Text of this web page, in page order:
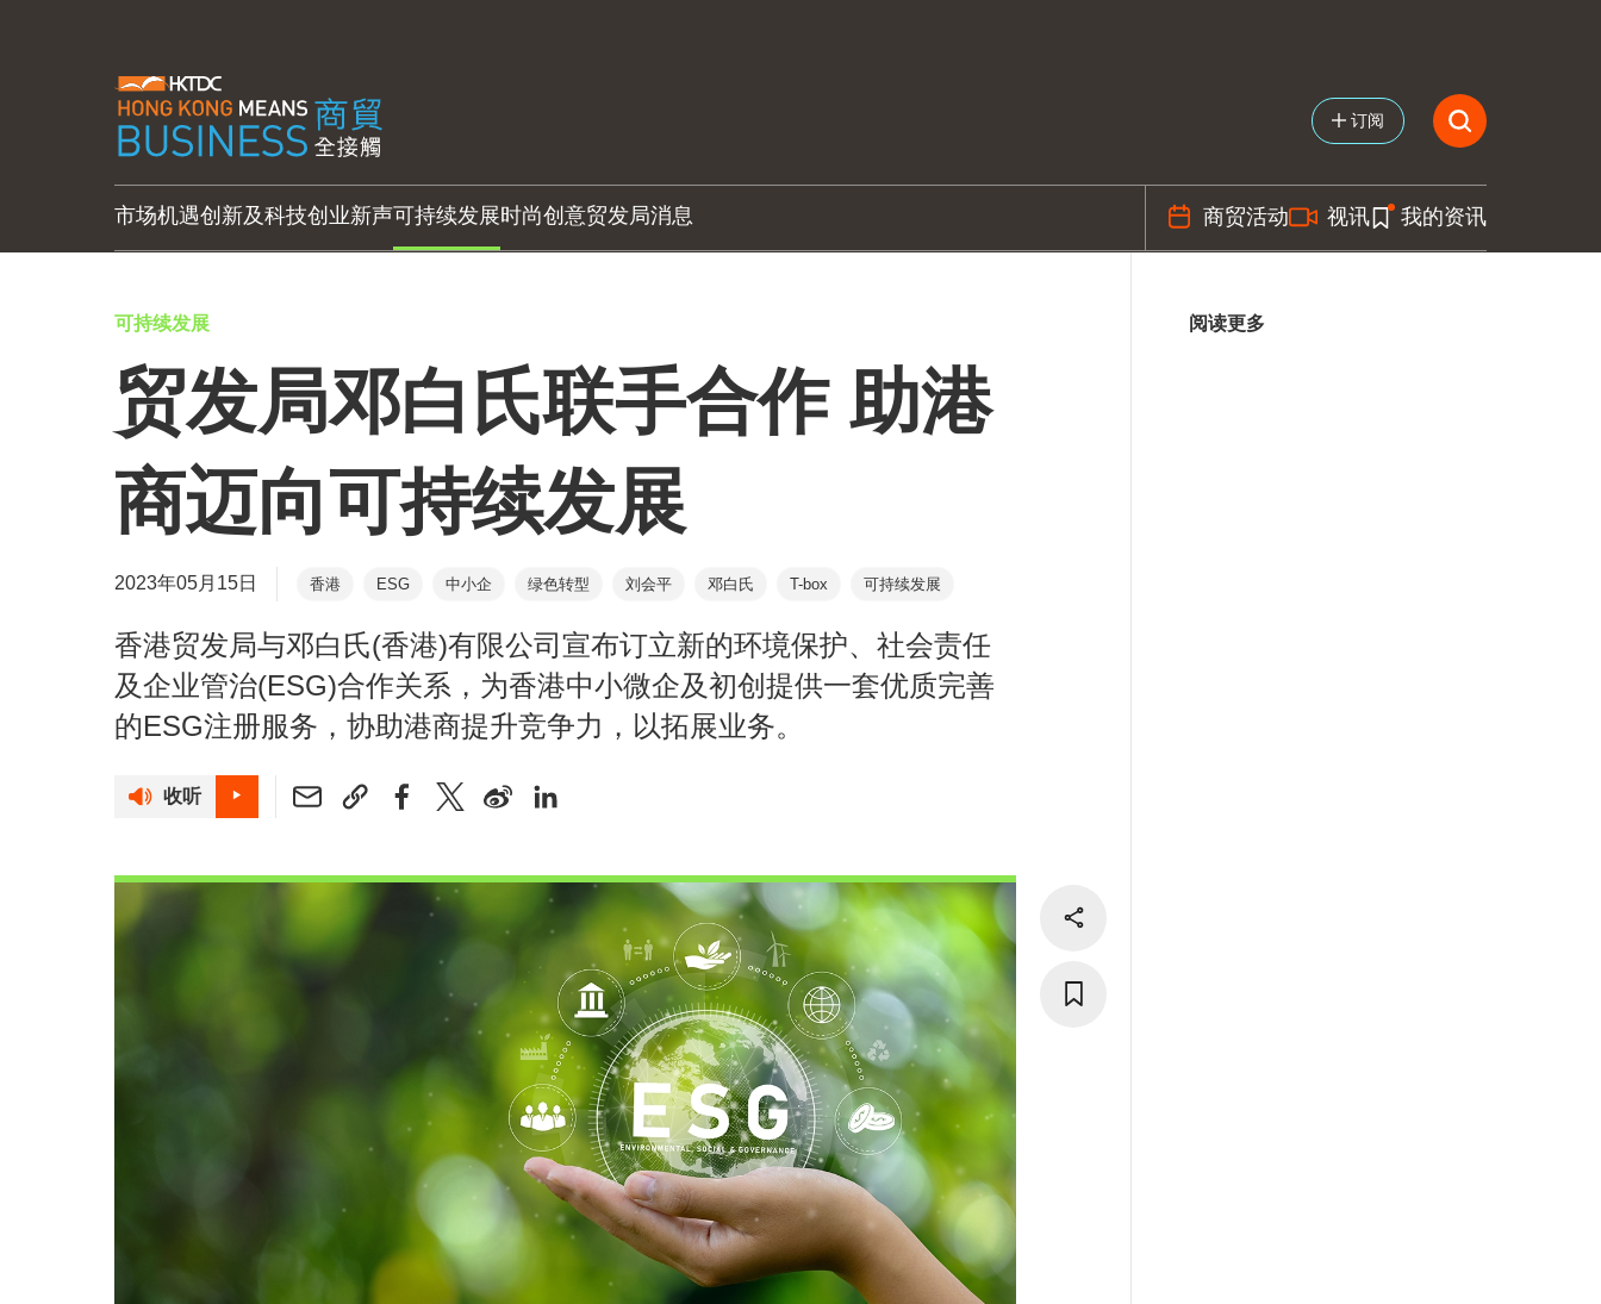
订阅
市场机遇创新及科技创业新声可持续发展时尚创意贸发局消息 商贸活动 视讯 我的资讯
可持续发展
贸发局邓白氏联手合作 助港
商迈向可持续发展
2023年05月15日 香港 ESG 中小企 绿色转型 刘会平 邓白氏 T-box 可持续发展
香港贸发局与邓白氏(香港)有限公司宣布订立新的环境保护、社会责任
及企业管治(ESG)合作关系，为香港中小微企及初创提供一套优质完善
的ESG注册服务，协助港商提升竞争力，以拓展业务。
收听
阅读更多